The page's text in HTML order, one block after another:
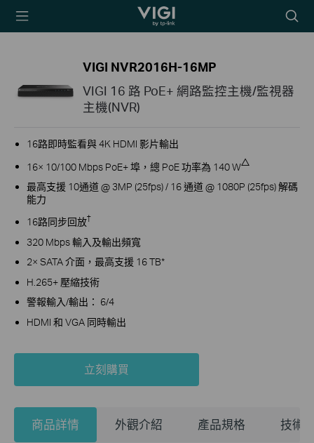
TP-Link, Reliably
icon
VIGI NVR2016H-16MP
VIGI 16 路 PoE+ 網路監控主機/監視器
主機(NVR)
16路即時監看與 4K HDMI 影片輸出
16× 10/100 Mbps PoE+ 埠，總 PoE 功率為 140 W△
最高支援 10通道 @ 3MP (25fps) / 16 通道 @ 1080P (25fps) 解碼
能力
16路同步回放†
320 Mbps 輸入及輸出頻寬
2× SATA 介面，最高支援 16 TB*
H.265+ 壓縮技術
警報輸入/輸出： 6/4
HDMI 和 VGA 同時輸出
立刻購買
商品詳情 外觀介紹 產品規格 技術